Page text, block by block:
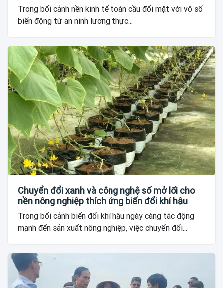
Trong bối cảnh nền kinh tế toàn cầu đối mặt với vô số
biến động từ an ninh lương thực...
Chuyển đổi xanh và công nghệ số mở lối cho
nền nông nghiệp thích ứng biến đổi khí hậu
Trong bối cảnh biến đổi khí hậu ngày càng tác động
mạnh đến sản xuất nông nghiệp, việc chuyển đổi...